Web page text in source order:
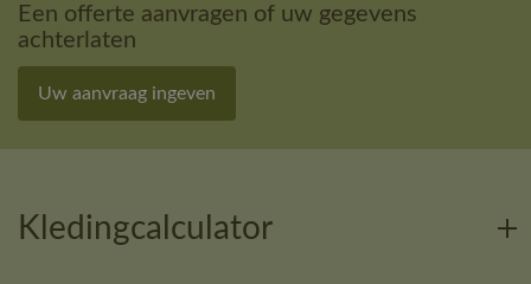
Een offerte aanvragen of uw gegevens
achterlaten
Uw aanvraag ingeven
Kledingcalculator